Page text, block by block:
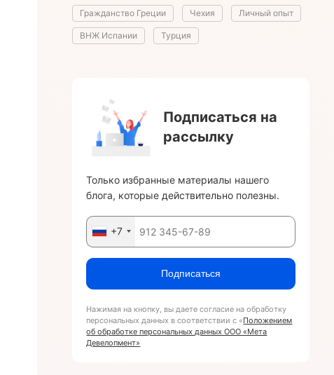
Гражданство Греции Чехия Личный опыт
ВНЖ Испании Турция
Подписаться на
рассылку
Только избранные материалы нашего
блога, которые действительно полезны.
+7
Подписаться
Нажимая на кнопку, вы даете согласие на обработку
персональных данных в соответствии с «Положением
об обработке персональных данных ООО «Мета
Девелопмент»